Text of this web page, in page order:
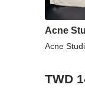
Acne
Acne
TWD